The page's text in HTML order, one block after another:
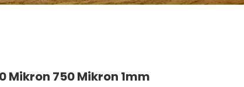
Mikron 750 Mikron 1mm